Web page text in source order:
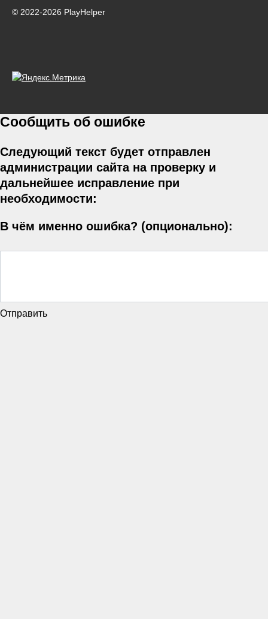
© 2022-2026 PlayHelper
Сообщить об ошибке
Следующий текст будет отправлен
администрации сайта на проверку и
дальнейшее исправление при
необходимости:
В чём именно ошибка? (опционально):
Отправить